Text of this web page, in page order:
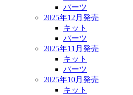
パーツ
2025年12月発売
キット
パーツ
2025年11月発売
キット
パーツ
2025年10月発売
キット